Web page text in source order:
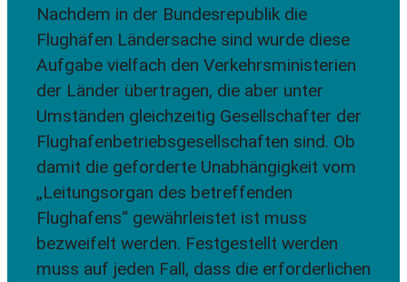
Nachdem in der Bundesrepublik die
Flughäfen Ländersache sind wurde diese
Aufgabe vielfach den Verkehrsministerien
der Länder übertragen, die aber unter
Umständen gleichzeitig Gesellschafter der
Flughafenbetriebsgesellschaften sind. Ob
damit die geforderte Unabhängigkeit vom
„Leitungsorgan des betreffenden
Flughafens“ gewährleistet ist muss
bezweifelt werden. Festgestellt werden
muss auf jeden Fall, dass die erforderlichen